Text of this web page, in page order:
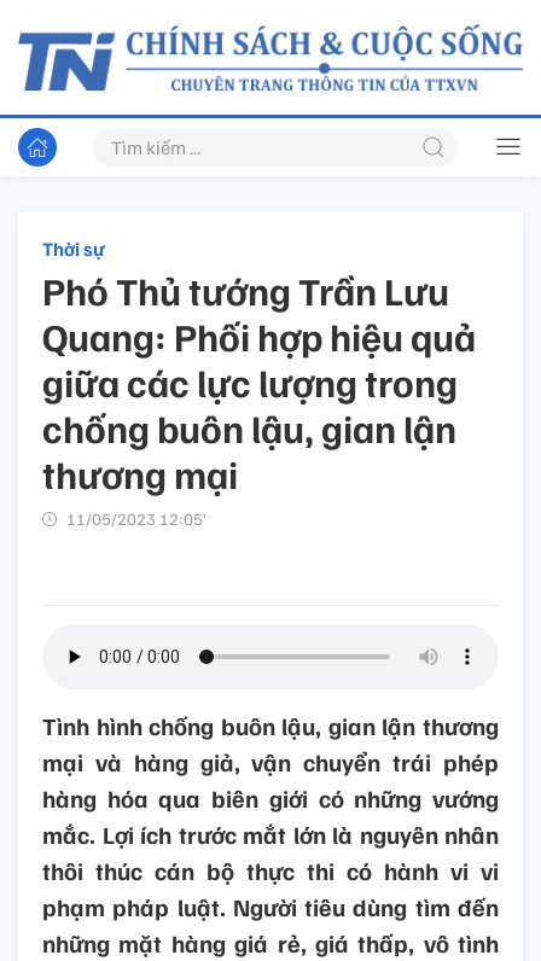
Thời sự
Phó Thủ tướng Trần Lưu
Quang: Phối hợp hiệu quả
giữa các lực lượng trong
chống buôn lậu, gian lận
thương mại
11/05/2023 12:05’
Tình hình chống buôn lậu, gian lận thương
mại và hàng giả, vận chuyển trái phép
hàng hóa qua biên giới có những vướng
mắc. Lợi ích trước mắt lớn là nguyên nhân
thôi thúc cán bộ thực thi có hành vi vi
phạm pháp luật. Người tiêu dùng tìm đến
những mặt hàng giá rẻ, giá thấp, vô tình